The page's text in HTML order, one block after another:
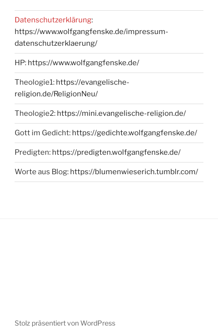
Datenschutzerklärung:
https://www.wolfgangfenske.de/impressum-
datenschutzerklaerung/
HP: https://www.wolfgangfenske.de/
Theologie1: https://evangelische-
religion.de/ReligionNeu/
Theologie2: https://mini.evangelische-religion.de/
Gott im Gedicht: https://gedichte.wolfgangfenske.de/
Predigten: https://predigten.wolfgangfenske.de/
Worte aus Blog: https://blumenwieserich.tumblr.com/
Stolz präsentiert von WordPress